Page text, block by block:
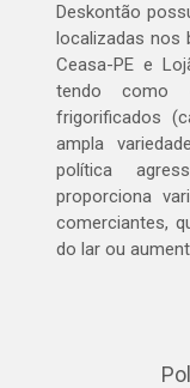
Deskontão
localizadas nos
Ceasa-PE e
tendo como
frigorificados
ampla
política
proporciona
comerciantes,
do lar ou